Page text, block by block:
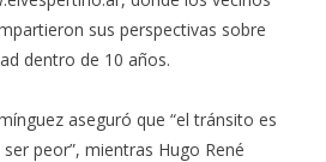
sus perspectivas sobre
dentro de 10 años.
aseguró que “el tránsito es
peor”, mientras Hugo René